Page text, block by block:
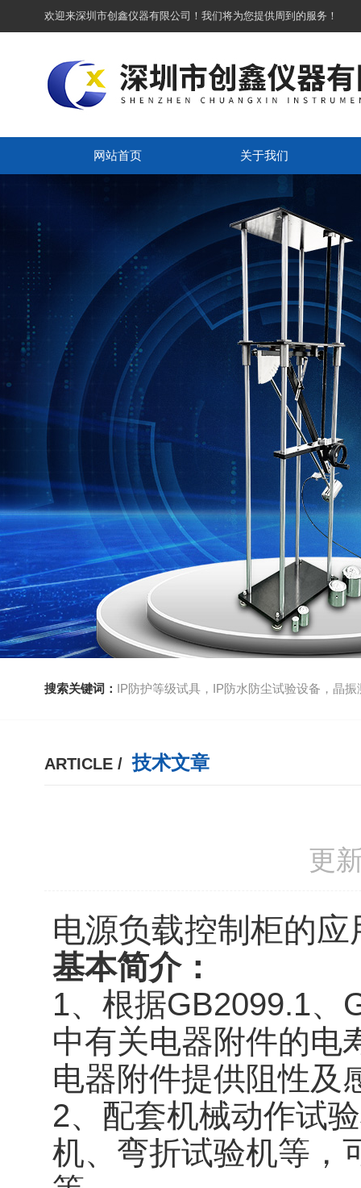
欢迎来深圳市创鑫仪器有限公司！我们将为您提供周到的服务！
网站首页 关于我们
搜索关键词： IP防护等级试具，IP防水防尘试验设备，晶振
ARTICLE / 技术文章
更
电源负载控制柜的应
基本简介：
1、根据GB2099.1、
中有关电器附件的电
电器附件提供阻性及
2、配套机械动作试
机、弯折试验机等，